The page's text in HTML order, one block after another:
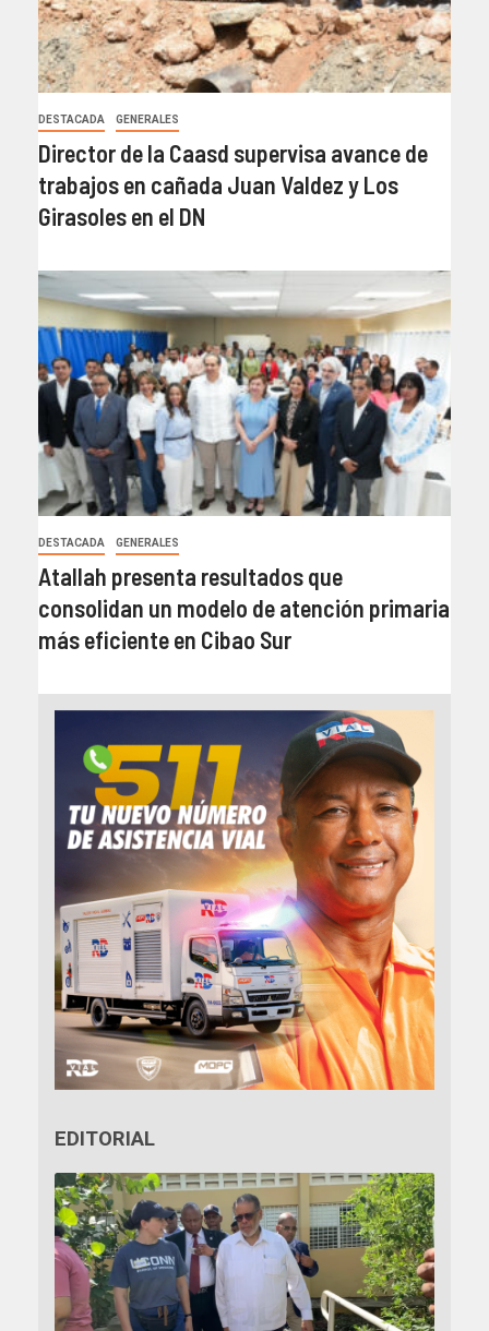
DESTACADA GENERALES
Director de la Caasd supervisa avance de
trabajos en cañada Juan Valdez y Los
Girasoles en el DN
DESTACADA GENERALES
Atallah presenta resultados que
consolidan un modelo de atención primaria
más eficiente en Cibao Sur
EDITORIAL